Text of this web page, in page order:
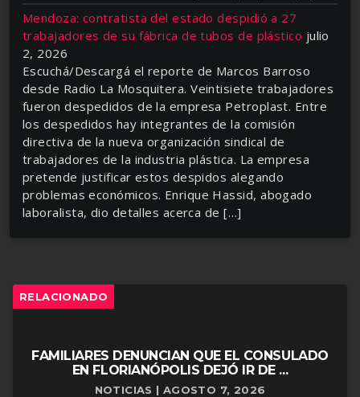
Mendoza: contratista del estado despidió a 27
trabajadores de su fábrica de tubos de plástico julio
2, 2026
Escuchá/Descargá el reporte de Marcos Barroso
desde Radio La Mosquitera. Veintisiete trabajadores
fueron despedidos de la empresa Petroplast. Entre
los despedidos hay integrantes de la comisión
directiva de la nueva organización sindical de
trabajadores de la industria plástica. La empresa
pretende justificar estos despidos alegando
problemas económicos. Enrique Hassid, abogado
laboralista, dio detalles acerca de […]
RELACIONADO
FAMILIARES DENUNCIAN QUE EL CONSULADO
EN FLORIANÓPOLIS DEJÓ IR DE ...
NOTICIAS | AGOSTO 7, 2026